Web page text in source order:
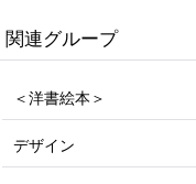
関連グループ
＜洋書絵本＞
デザイン